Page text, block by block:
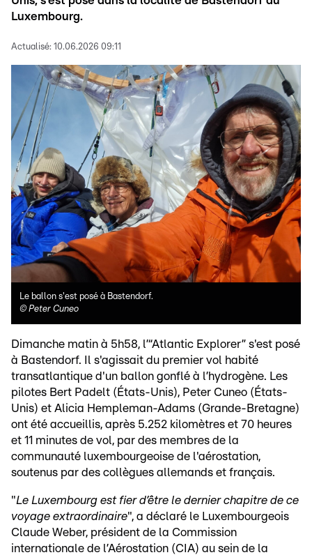
Luxembourg.
Actualisé: 10.06.2026 09:11
Le ballon s'est posé à Bastendorf.
© Peter Cuneo
Dimanche matin à 5h58, l’“Atlantic Explorer” s'est posé
à Bastendorf. Il s'agissait du premier vol habité
transatlantique d'un ballon gonflé à l’hydrogène. Les
pilotes Bert Padelt (États-Unis), Peter Cuneo (États-
Unis) et Alicia Hempleman-Adams (Grande-Bretagne)
ont été accueillis, après 5.252 kilomètres et 70 heures
et 11 minutes de vol, par des membres de la
communauté luxembourgeoise de l'aérostation,
soutenus par des collègues allemands et français.
"Le Luxembourg est fier d’être le dernier chapitre de ce
voyage extraordinaire", a déclaré le Luxembourgeois
Claude Weber, président de la Commission
internationale de l’Aérostation (CIA) au sein de la